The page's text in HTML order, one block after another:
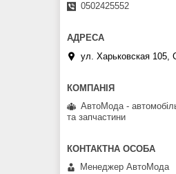
0502425552
ул. Харьковская 105,
АвтоМода -
та запчастини
Менеджер АвтоМода